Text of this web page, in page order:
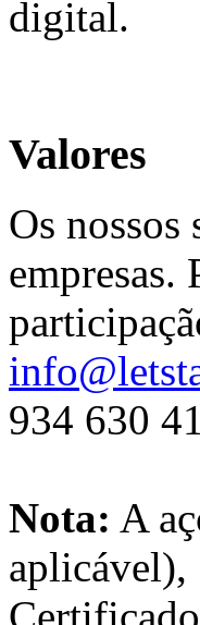
digital.
Valores
Os
empresas.
934 630
Nota: A
aplicável),